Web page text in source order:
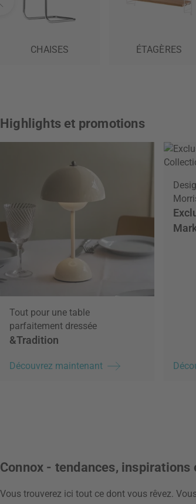
CHAISES ÉTAGÈRES
Highlights et promotions
Tout pour une table
parfaitement dressée
&Tradition
Découvrez maintenant
Connox - tendances,
Vous trouverez ici tout ce dont vous rêvez.